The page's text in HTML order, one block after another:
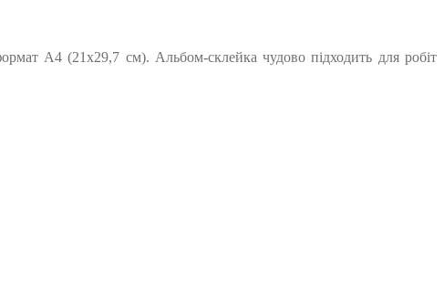
А4 (21х29,7 см). Альбом-склейка чудово підходить для робіт